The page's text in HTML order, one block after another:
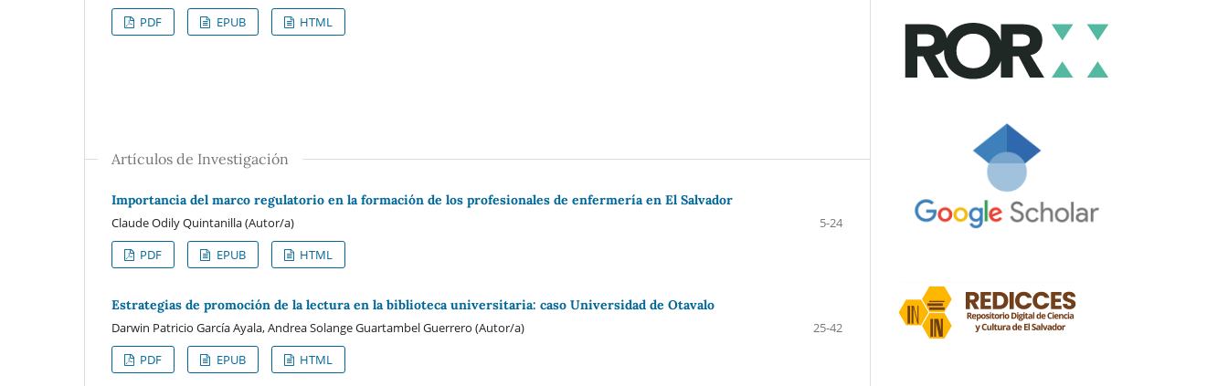
PDF
EPUB HTML
Artículos de Investigación
Importancia del marco regulatorio en la formación de los profesionales de enfermería en El Salvador
Claude Odily Quintanilla (Autor/a)
5-24
PDF
EPUB HTML
Estrategias de promoción de la lectura en la biblioteca universitaria: caso Universidad de Otavalo
Darwin Patricio García Ayala, Andrea Solange Guartambel Guerrero (Autor/a)
25-42
PDF
EPUB HTML